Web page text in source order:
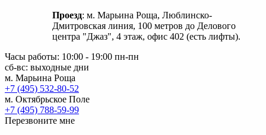
Проезд: м. Марьина Роща, Люблинско-
Дмитровская линия, 100 метров до Делового
центра "Джаз", 4 этаж, офис 402 (есть лифты).
Часы работы: 10:00 - 19:00 пн-пн
сб-вс: выходные дни
м. Марьина Роща
+7 (495) 532-80-52
м. Октябрьское Поле
+7 (495) 788-59-99
Перезвоните мне